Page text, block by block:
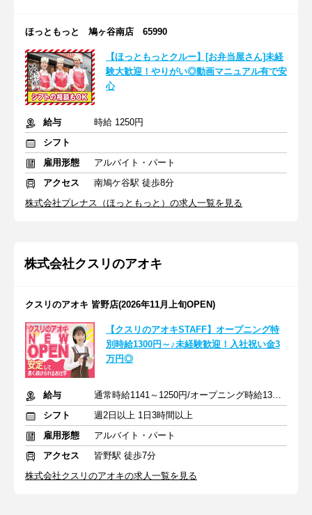
ほっともっと 鳩ヶ谷南店 65990
【ほっともっとクルー】[お弁当屋さん]未経
験大歓迎！やりがい◎動画マニュアル有で安
心
給与
時給 1250円
シフト
雇用形態
アルバイト・パート
アクセス
南鳩ケ谷駅 徒歩8分
株式会社プレナス（ほっともっと）の求人一覧を見る
株式会社クスリのアオキ
クスリのアオキ 皆野店(2026年11月上旬OPEN)
【クスリのアオキSTAFF】オープニング特
別時給1300円～♪未経験歓迎！入社祝い金3
万円◎
給与
通常時給1141～1250円/オープニング時給1300～1400円
シフト
週2日以上 1日3時間以上
雇用形態
アルバイト・パート
アクセス
皆野駅 徒歩7分
株式会社クスリのアオキの求人一覧を見る